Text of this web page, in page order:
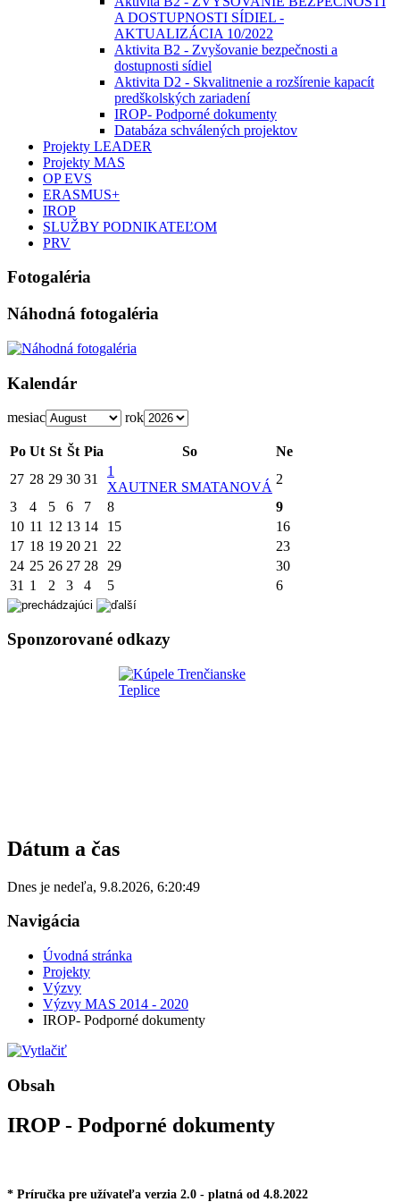
A DOSTUPNOSTI SÍDIEL -
AKTUALIZÁCIA 10/2022
Aktivita B2 - Zvyšovanie bezpečnosti a
dostupnosti sídiel
Aktivita D2 - Skvalitnenie a rozšírenie kapacít
predškolských zariadení
IROP- Podporné dokumenty
Databáza schválených projektov
Projekty LEADER
Projekty MAS
OP EVS
ERASMUS+
IROP
SLUŽBY PODNIKATEĽOM
PRV
Fotogaléria
Náhodná fotogaléria
Kalendár
mesiac rok
Po Ut St Št Pia So
Ne
27 28 29 30 31
1
XAUTNER SMATANOVÁ
2
3
4 5 6 7 8
9
10 11 12 13 14 15
16
17 18 19 20 21 22
23
24 25 26 27 28 29
30
31 1 2 3 4 5 6
Sponzorované odkazy
Dátum a čas
Dnes je nedeľa, 9.8.2026, 6:20:49
Navigácia
Úvodná stránka
Projekty
Výzvy
Výzvy MAS 2014 - 2020
IROP- Podporné dokumenty
Obsah
IROP - Podporné dokumenty
* Príručka pre užívateľa verzia 2.0 - platná od 4.8.2022